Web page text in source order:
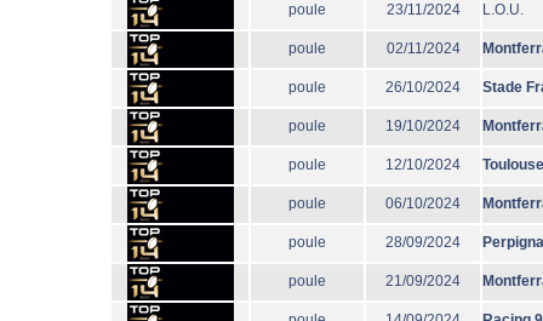
poule 23/11/2024 L.O.U.
poule 02/11/2024
poule 26/10/2024 Stade
poule 19/10/2024
poule 12/10/2024 Toulouse
poule 06/10/2024
poule 28/09/2024
poule 21/09/2024